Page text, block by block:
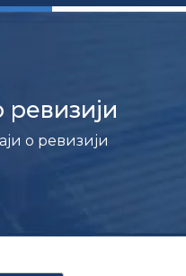
ревизији
о ревизији